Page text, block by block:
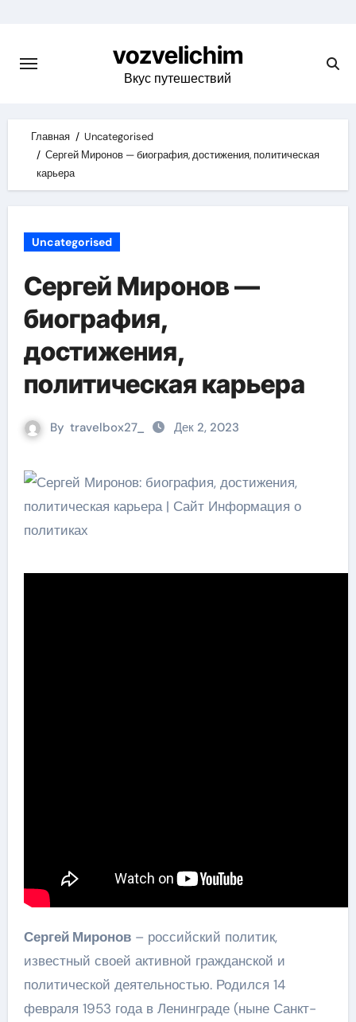
content
vozvelichim
Вкус путешествий
Главная
Uncategorised
Сергей Миронов — биография, достижения, политическая
карьера
Uncategorised
Сергей Миронов —
биография,
достижения,
политическая карьера
By travelbox27_ Дек 2, 2023
Сергей Миронов– российский политик,
известный своей активной гражданской и
политической деятельностью. Родился 14
февраля 1953 года в Ленинграде (ныне Санкт-